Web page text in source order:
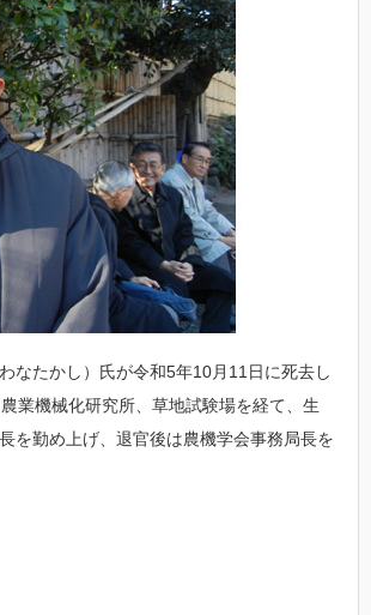
なたかし）氏が令和5年10月11日に死去し
業機械化研究所、草地試験場を経て、生
を勤め上げ、退官後は農機学会事務局長を